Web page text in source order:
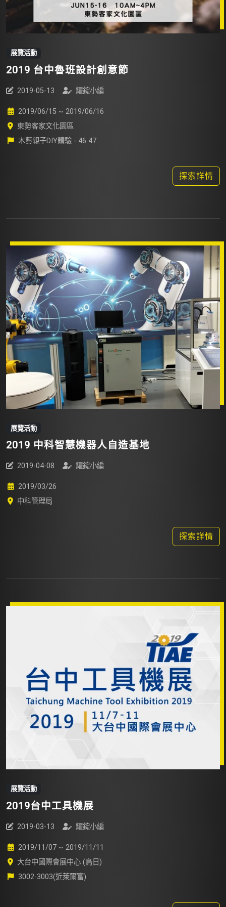
展覽活動
2019 台中魯班設計創意節
2019-05-13 耀鋐小編
2019/06/15 ~ 2019/06/16
東勢客家文化園區
木藝親子DIY體驗 - 46 47
探索詳情
展覽活動
2019 中科智慧機器人自造基地
2019-04-08 耀鋐小編
2019/03/26
中科管理局
探索詳情
展覽活動
2019台中工具機展
2019-03-13 耀鋐小編
2019/11/07 ~ 2019/11/11
大台中國際會展中心 (烏日)
3002-3003(近萊爾富)